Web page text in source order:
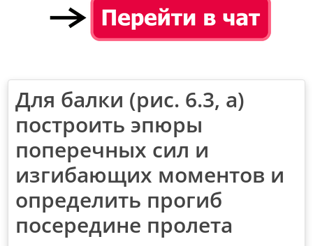
Для балки (рис. 6.3, а)
построить эпюры
поперечных сил и
изгибающих моментов и
определить прогиб
посередине пролета